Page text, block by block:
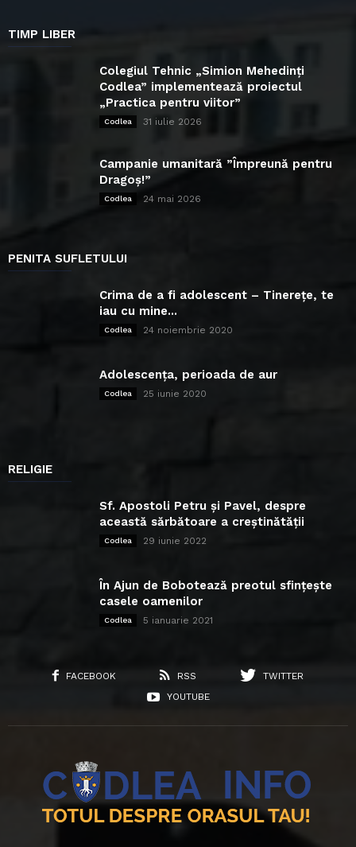
TIMP LIBER
Colegiul Tehnic „Simion Mehedinți
Codlea” implementează proiectul
„Practica pentru viitor”
Codlea 31 iulie 2026
Campanie umanitară ”Împreună pentru
Dragoș!”
Codlea 24 mai 2026
PENITA SUFLETULUI
Crima de a fi adolescent – Tinerețe, te
iau cu mine...
Codlea 24 noiembrie 2020
Adolescența, perioada de aur
Codlea 25 iunie 2020
RELIGIE
Sf. Apostoli Petru și Pavel, despre
această sărbătoare a creștinătății
Codlea 29 iunie 2022
În Ajun de Bobotează preotul sfințește
casele oamenilor
Codlea 5 ianuarie 2021
FACEBOOK RSS
TWITTER
YOUTUBE